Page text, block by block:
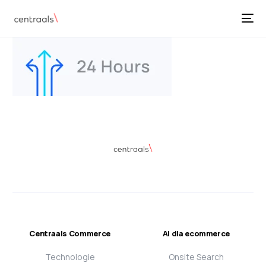
Centraals Commerce
Technologie
AI dla ecommerce
Onsite Search